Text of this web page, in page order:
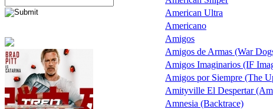
American Ultra
Americano
Amigos
Amigos de Armas (War
Amigos Imaginarios (IF
Amigos por Siempre (The
Amityville El Despertar
Amnesia (Backtrace)